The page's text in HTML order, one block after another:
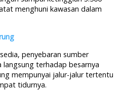
menghuni kawasan dalam
penyebaran sumber
langsung terhadap besarnya
mempunyai jalur-jalur tertentu
tidurnya.